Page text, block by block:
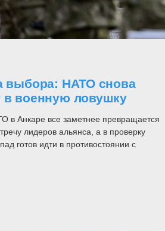
выбора: НАТО снова
в военную ловушку
в Анкаре все заметнее превращается
лидеров альянса, а в проверку
готов идти в противостоянии с